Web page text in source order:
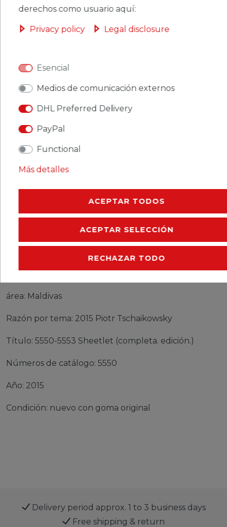
Ceres::Template.singleItemExclusive
CERES::TEMPLATE.SINGLEITEMDESCRIPTION
CERES::TEMPLATE.SINGLEITEMMANUFACTURER
sellos Maldivas 5550-5553 Sheetlet (completa.
edición.) nuevo con goma original 2015 Piotr
Producto: sellos
área: Maldivas
Razón por tema: 2015 Piotr Tschaikowsky
Título: 5550-5553 Sheetlet (completa. edición.)
Números de catálogo: 5550
Año: 2015
Condición: nuevo con goma original
Delivery period approx. 1 to 3 business days
Free shipping & return
derechos como usuario aquí:
Privacy policy Legal disclosure
Esencial
Medios de comunicación externos
DHL Preferred Delivery
PayPal
Functional
Más detalles
ACEPTAR TODOS
ACEPTAR SELECCIÓN
RECHAZAR TODO